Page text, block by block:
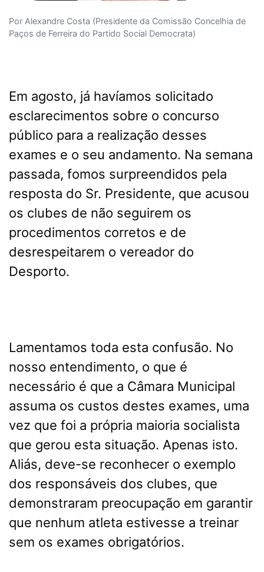
Por Alexandre Costa (Presidente da Comissão Concelhia de
Paços de Ferreira do Partido Social Democrata)
Em agosto, já havíamos solicitado
esclarecimentos sobre o concurso
público para a realização desses
exames e o seu andamento. Na semana
passada, fomos surpreendidos pela
resposta do Sr. Presidente, que acusou
os clubes de não seguirem os
procedimentos corretos e de
desrespeitarem o vereador do
Desporto.
Lamentamos toda esta confusão. No
nosso entendimento, o que é
necessário é que a Câmara Municipal
assuma os custos destes exames, uma
vez que foi a própria maioria socialista
que gerou esta situação. Apenas isto.
Aliás, deve-se reconhecer o exemplo
dos responsáveis dos clubes, que
demonstraram preocupação em garantir
que nenhum atleta estivesse a treinar
sem os exames obrigatórios.